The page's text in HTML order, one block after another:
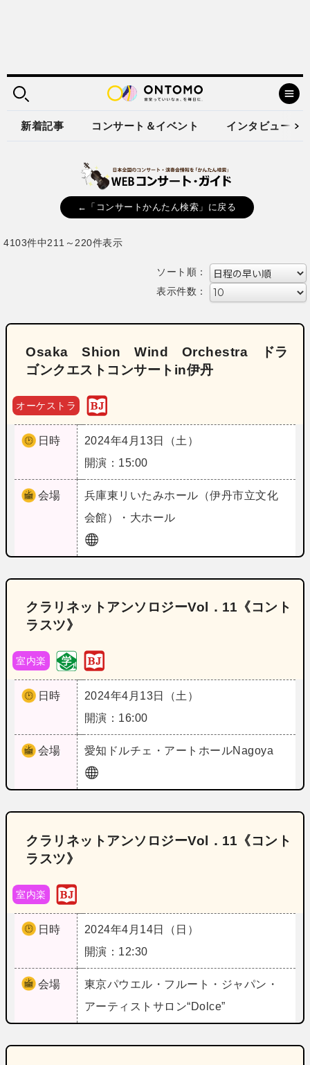
新着記事 コンサート＆イベント インタビュー
←「コンサートかんたん検索」に戻る
4103件中211～220件表示
ソート順：
表示件数：
Osaka Shion Wind Orchestra ドラ
ゴンクエストコンサートin伊丹
オーケストラ
日時
2024年4月13日（土）
開演：15:00
会場 兵庫東リいたみホール（伊丹市立文化
会館）・大ホール
クラリネットアンソロジーVol．11《コント
ラスツ》
室内楽
日時
2024年4月13日（土）
開演：16:00
会場 愛知 ドルチェ・アートホールNagoya
クラリネットアンソロジーVol．11《コント
ラスツ》
室内楽
日時
2024年4月14日（日）
開演：12:30
会場 東京パウエル・フルート・ジャパン・
アーティストサロン“Dolce”